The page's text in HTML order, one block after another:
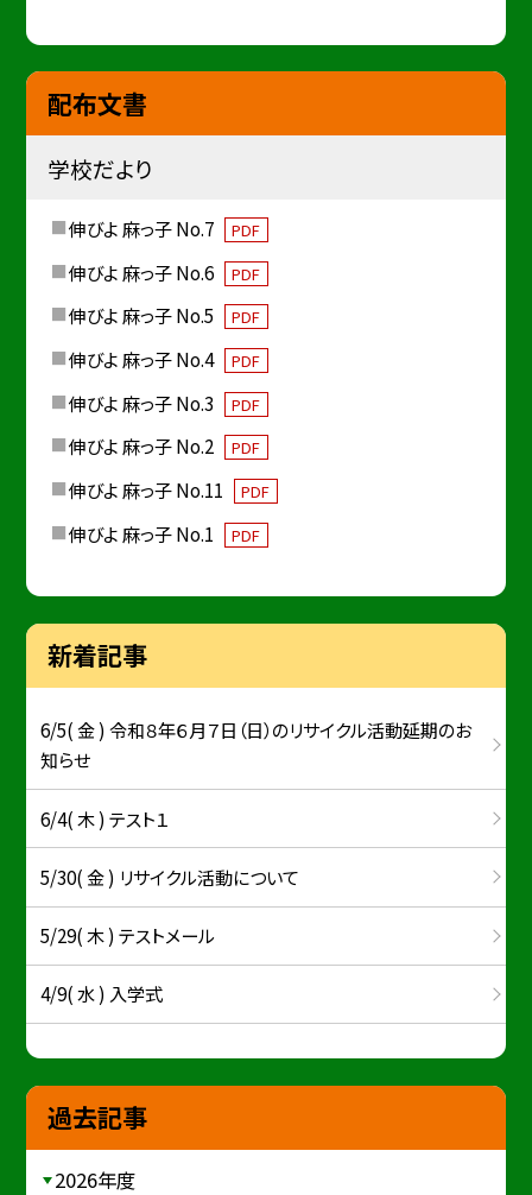
配布文書
学校だより
伸びよ 麻っ子 No.7 PDF
伸びよ 麻っ子 No.6 PDF
伸びよ 麻っ子 No.5 PDF
伸びよ 麻っ子 No.4 PDF
伸びよ 麻っ子 No.3 PDF
伸びよ 麻っ子 No.2 PDF
伸びよ 麻っ子 No.11 PDF
伸びよ 麻っ子 No.1 PDF
新着記事
6/5( 金 ) 令和８年６月７日（日）のリサイクル活動延期のお
知らせ
6/4( 木 ) テスト１
5/30( 金 ) リサイクル活動について
5/29( 木 ) テストメール
4/9( 水 ) 入学式
過去記事
2026年度